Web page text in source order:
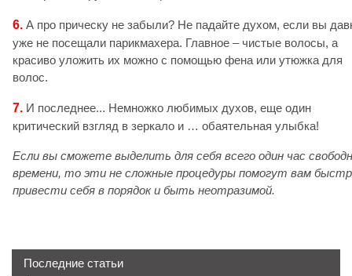
6. А про прическу не забыли? Не падайте духом, если вы
уже не посещали парикмахера. Главное – чистые волосы, а
красиво уложить их можно с помощью фена или утюжка для
волос.
7. И последнее... Немножко любимых духов, еще один
критический взгляд в зеркало и … обаятельная улыбка!
Если вы сможете выделить для себя всего один час
времени, то эти не сложные процедуры помогут вам
привести себя в порядок и быть неотразимой.
Последние статьи